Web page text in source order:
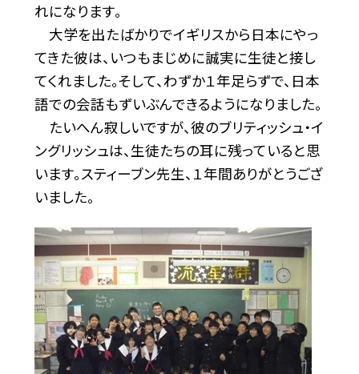
れになります。
大学を出たばかりでイギリスから日本にやっ
てきた彼は、いつもまじめに誠実に生徒と接し
てくれました。そして、わずか１年足らずで、日本
語での会話もずいぶんできるようになりました。
たいへん寂しいですが、彼のブリティッシュ・イ
ングリッシュは、生徒たちの耳に残っていると思
います。スティーブン先生、１年間ありがとうござ
いました。